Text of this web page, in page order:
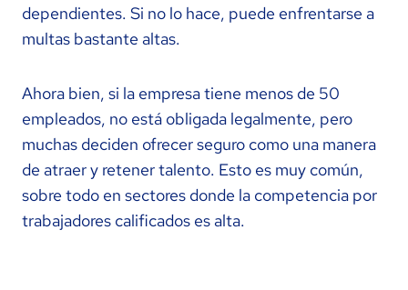
dependientes. Si no lo hace, puede enfrentarse a
multas bastante altas.
Ahora bien, si la empresa tiene menos de 50
empleados, no está obligada legalmente, pero
muchas deciden ofrecer seguro como una manera
de atraer y retener talento. Esto es muy común,
sobre todo en sectores donde la competencia por
trabajadores calificados es alta.